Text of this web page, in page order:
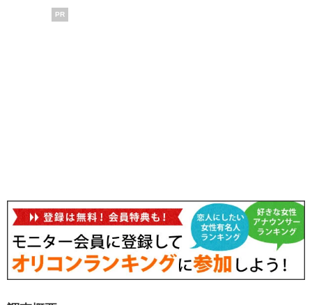
PR